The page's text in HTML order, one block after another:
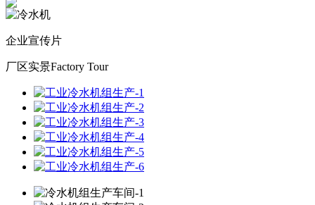
企业宣传片
厂区实景Factory Tour